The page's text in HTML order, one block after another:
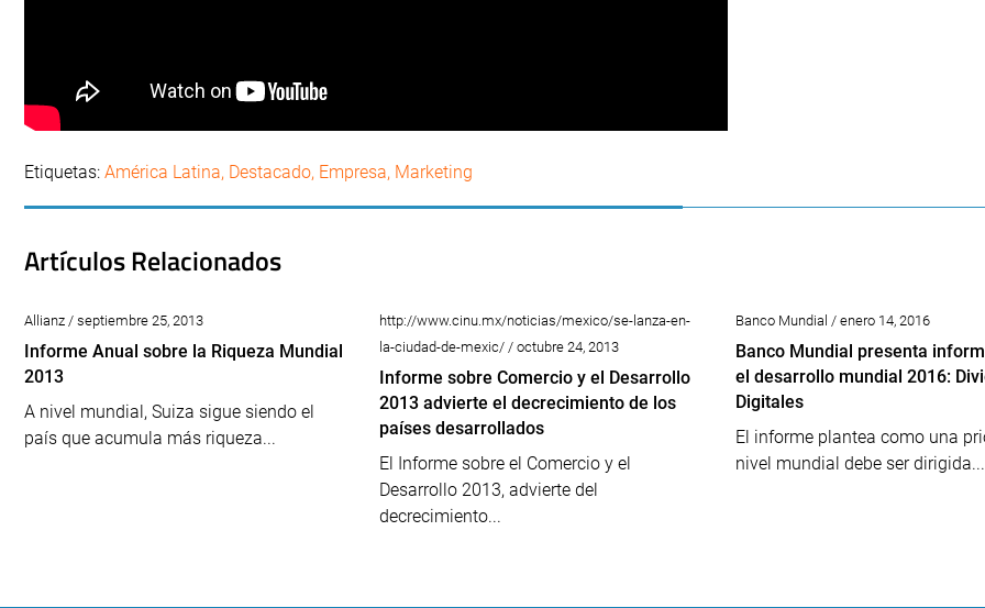
Etiquetas: América Latina, Destacado, Empresa, Marketing
Artículos Relacionados
Allianz / septiembre 25, 2013
Informe Anual sobre la Riqueza Mundial
2013
A nivel mundial, Suiza sigue siendo el
país que acumula más riqueza...
http://www.cinu.mx/noticias/mexico/se-lanza-en-
la-ciudad-de-mexic/ / octubre 24, 2013
Informe sobre Comercio y el Desarrollo
2013 advierte el decrecimiento de los
países desarrollados
El Informe sobre el Comercio y el
Desarrollo 2013, advierte del
decrecimiento...
Banco Mundial / enero 14, 2016
Banco Mundial presenta
el desarrollo mundial 2016:
Digitales
El informe plantea como una
nivel mundial debe ser dirigida...